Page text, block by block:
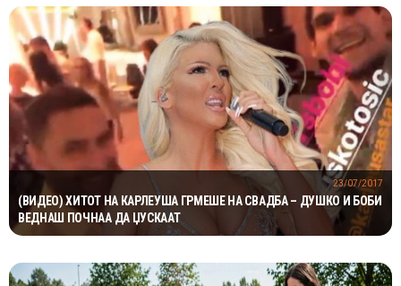
(ВИДЕО) ХИТОТ НА КАРЛЕУША ГРМЕШЕ НА СВАДБА – ДУШКО И БОБИ
ВЕДНАШ ПОЧНАА ДА ЏУСКААТ
23/07/2017